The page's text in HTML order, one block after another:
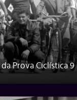
Prova Ciclística 9